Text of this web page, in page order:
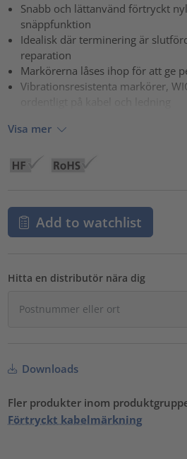
Snabb och lättanvänd förtryckt
snäppfunktion
Idealisk där terminering är
reparation
Markörerna låses ihop för att ge
Vibrationsresistenta markörer,
Visa mer
Add to watchlist
Hitta en distributör nära dig
Downloads
Fler produkter inom
Förtryckt kabelmärkning